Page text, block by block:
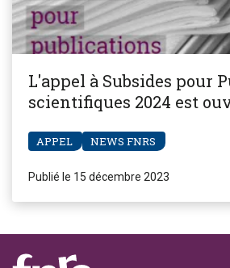
L'appel à Subsides pour
scientifiques 2024 est
APPEL NEWS FNRS
Publié le 15 décembre 2023